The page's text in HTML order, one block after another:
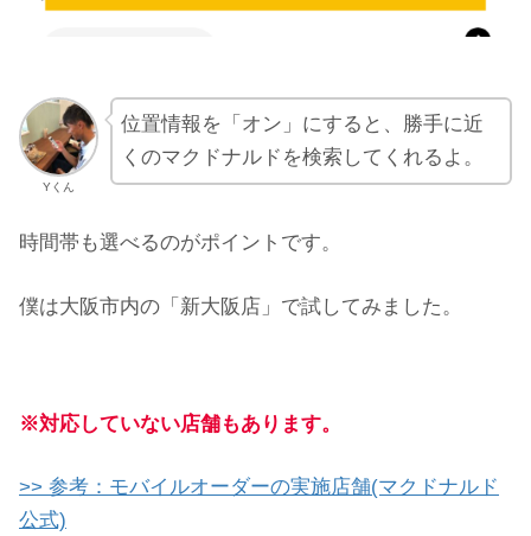
Yくん
位置情報を「オン」にすると、勝手に近
くのマクドナルドを検索してくれるよ。
時間帯も選べるのがポイントです。
僕は大阪市内の「新大阪店」で試してみました。
※対応していない店舗もあります。
>> 参考：モバイルオーダーの実施店舗(マクドナルド
公式)